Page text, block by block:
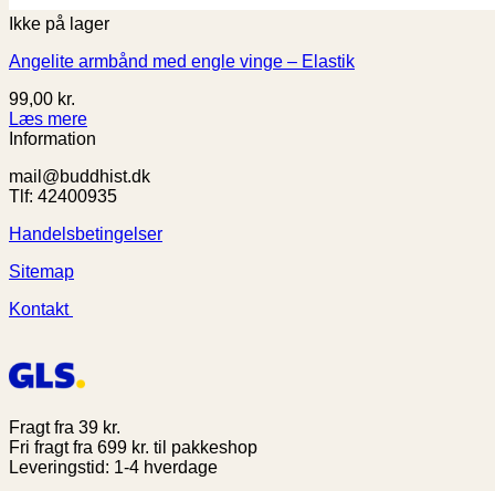
Ikke på lager
Angelite armbånd med engle vinge – Elastik
99,00 kr.
Læs mere
Information
mail@buddhist.dk
Tlf: 42400935
Handelsbetingelser
Sitemap
Kontakt
Fragt fra 39 kr.
Fri fragt fra 699 kr. til pakkeshop
Leveringstid: 1-4 hverdage